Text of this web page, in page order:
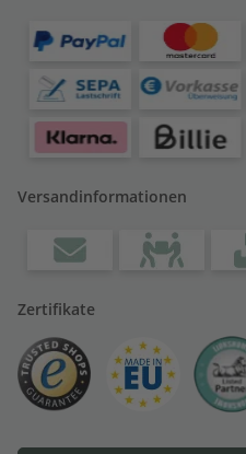
Versandinformationen
Zertifikate